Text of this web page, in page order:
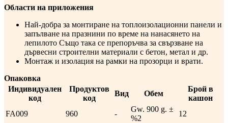
Области на приложения
Най-добра за монтиране на топлоизолационни панели и
запълване на празнини по време на нанасянето на
лепилото Също така се препоръчва за свързване на
дървесни строителни материали с бетон, метал и др.
Монтаж и изолация на рамки на прозорци и врати.
Опаковка
Индивидуален
код
Продуктов
код
Вид Обем
Брой в
кашон
FA009
960 -
Gw. 900 g. ±
%2
12